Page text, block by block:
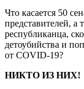
Что касается 50
представителей,
республиканца,
детоубийства и
от COVID-19?
НИКТО ИЗ НИХ!